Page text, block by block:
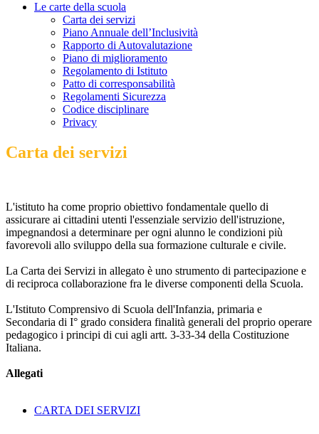
Le carte della scuola
Carta dei servizi
Piano Annuale dell’Inclusività
Rapporto di Autovalutazione
Piano di miglioramento
Regolamento di Istituto
Patto di corresponsabilità
Regolamenti Sicurezza
Codice disciplinare
Privacy
Carta dei servizi
L'istituto ha come proprio obiettivo fondamentale quello di
assicurare ai cittadini utenti l'essenziale servizio dell'istruzione,
impegnandosi a determinare per ogni alunno le condizioni più
favorevoli allo sviluppo della sua formazione culturale e civile.
La Carta dei Servizi in allegato è uno strumento di partecipazione e
di reciproca collaborazione fra le diverse componenti della Scuola.
L'Istituto Comprensivo di Scuola dell'Infanzia, primaria e
Secondaria di I° grado considera finalità generali del proprio operare
pedagogico i principi di cui agli artt. 3-33-34 della Costituzione
Italiana.
Allegati
CARTA DEI SERVIZI